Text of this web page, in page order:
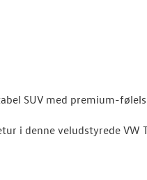
SUV med premium-
i denne veludstyrede VW